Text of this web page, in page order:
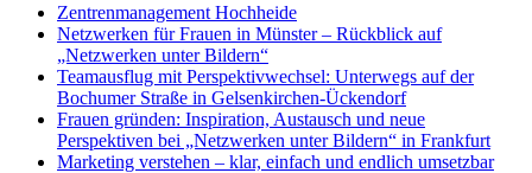
Zentrenmanagement Hochheide
Netzwerken für Frauen in Münster – Rückblick auf
„Netzwerken unter Bildern“
Teamausflug mit Perspektivwechsel: Unterwegs auf der
Bochumer Straße in Gelsenkirchen-Ückendorf
Frauen gründen: Inspiration, Austausch und neue
Perspektiven bei „Netzwerken unter Bildern“ in Frankfurt
Marketing verstehen – klar, einfach und endlich umsetzbar